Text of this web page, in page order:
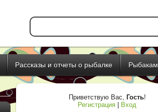
Рассказы и отчеты о рыбалке Рыбакам
Приветствую Вас, Гость!
Регистрация
Вход